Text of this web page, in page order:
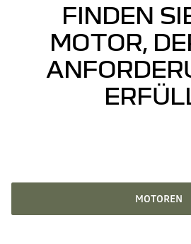
FINDEN
MOTOR,
MOTOREN